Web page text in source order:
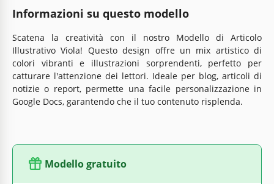
Informazioni su questo modello
Scatena la creatività con il nostro Modello di Articolo
Illustrativo Viola! Questo design offre un mix artistico di
colori vibranti e illustrazioni sorprendenti, perfetto per
catturare l'attenzione dei lettori. Ideale per blog, articoli di
notizie o report, permette una facile personalizzazione in
Google Docs, garantendo che il tuo contenuto risplenda.
Modello gratuito